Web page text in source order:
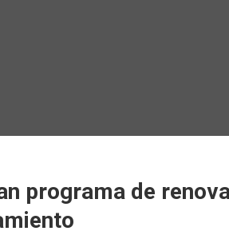
programa de